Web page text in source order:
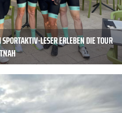
LESER ERLEBEN DIE TOUR